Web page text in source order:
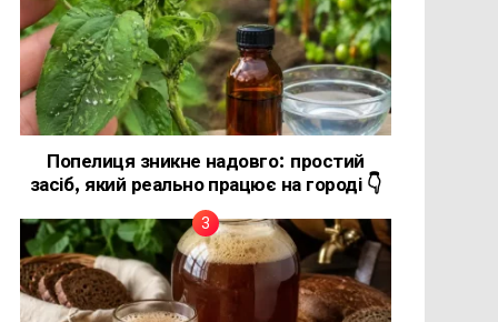
Попелиця зникне надовго: простий
засіб, який реально працює на городі 👇